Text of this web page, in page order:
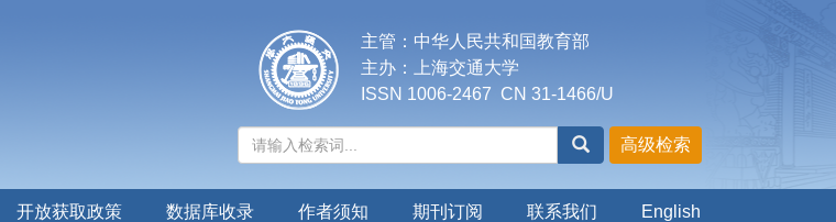
主管：中华人民共和国教育部
主办：上海交通大学
ISSN 1006-2467 CN 31-1466/U
开放获取政策 数据库收录 作者须知 期刊订阅 联系我们 English